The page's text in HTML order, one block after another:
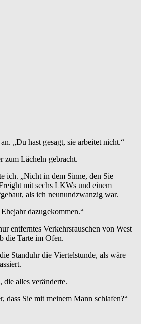
„Du hast gesagt, sie arbeitet nicht.“
zum Lächeln gebracht.
ich. „Nicht in dem Sinne, den Sie
mit sechs LKWs und einem
als ich neunundzwanzig war.
dazugekommen.“
entferntes Verkehrsrauschen von West
die Tarte im Ofen.
Standuhr die Viertelstunde, als wäre
die alles veränderte.
dass Sie mit meinem Mann schlafen?“